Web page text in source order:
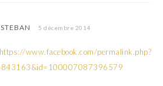
5 décembre 2014
https://www.facebook.com/permalink.php?